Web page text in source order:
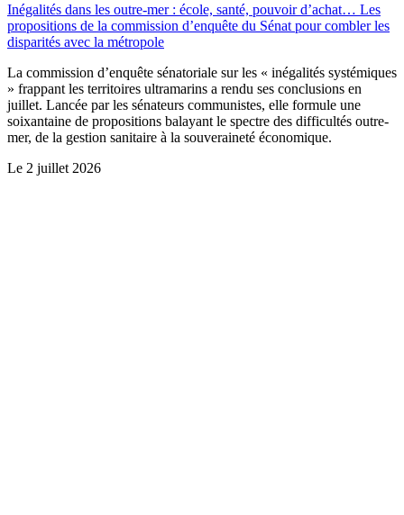
Inégalités dans les outre-mer : école, santé, pouvoir d’achat… Les
propositions de la commission d’enquête du Sénat pour combler les
disparités avec la métropole
La commission d’enquête sénatoriale sur les « inégalités systémiques
» frappant les territoires ultramarins a rendu ses conclusions en
juillet. Lancée par les sénateurs communistes, elle formule une
soixantaine de propositions balayant le spectre des difficultés outre-
mer, de la gestion sanitaire à la souveraineté économique.
Le 2 juillet 2026